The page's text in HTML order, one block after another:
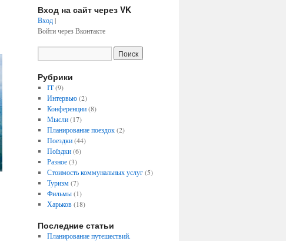
Вход на сайт через VK
Вход|
Войти через Вконтакте
Рубрики
IT(9)
Интервью(2)
Конференции(8)
Мысли(17)
Планирование поездок(2)
Поездки(44)
Поїздки(6)
Разное(3)
Стоимость коммунальных услуг(5)
Туризм(7)
Фильмы(1)
Харьков(18)
Последние статьи
Планирование путешествий.